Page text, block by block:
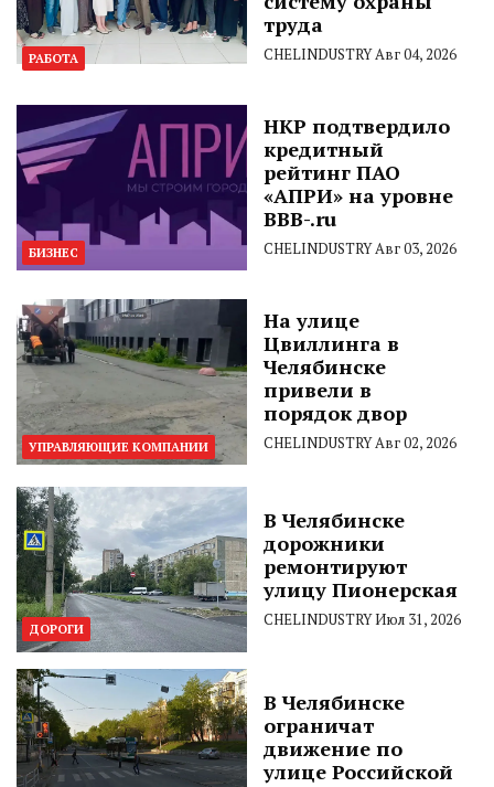
РАБОТА
труда
CHELINDUSTRYАвг 04, 2026
БИЗНЕС
НКР подтвердило
кредитный
рейтинг ПАО
«АПРИ» на уровне
BBB-.ru
CHELINDUSTRYАвг 03, 2026
УПРАВЛЯЮЩИЕ КОМПАНИИ
На улице
Цвиллинга в
Челябинске
привели в
порядок двор
CHELINDUSTRYАвг 02, 2026
ДОРОГИ
В Челябинске
дорожники
ремонтируют
улицу Пионерская
CHELINDUSTRYИюл 31, 2026
В Челябинске
ограничат
движение по
улице Российской